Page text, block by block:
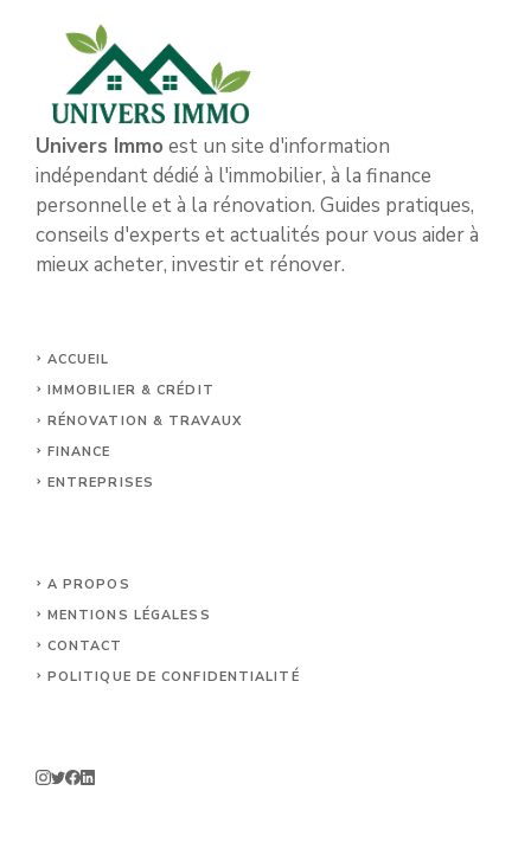
Univers Immo est un site d'information
indépendant dédié à l'immobilier, à la finance
personnelle et à la rénovation. Guides pratiques,
conseils d'experts et actualités pour vous aider à
mieux acheter, investir et rénover.
ACCUEIL
IMMOBILIER & CRÉDIT
RÉNOVATION & TRAVAUX
FINANCE
ENTREPRISES
A PROPOS
MENTIONS LÉGALES S
CONTACT
POLITIQUE DE CONFIDENTIALITÉ